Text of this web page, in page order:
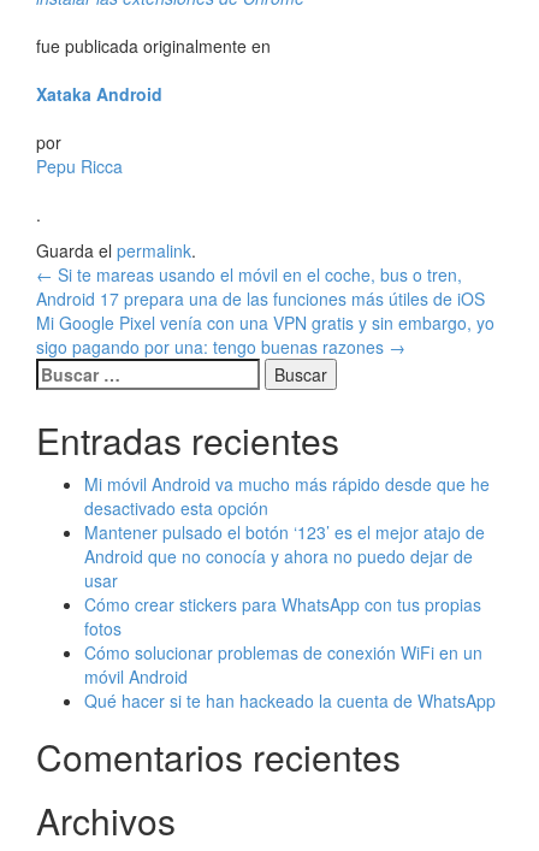
fue publicada originalmente en
Xataka Android
por
Pepu Ricca
.
Guarda el permalink.
Navegación
de
entradas
← Si te mareas usando el móvil en el coche, bus o tren,
Android 17 prepara una de las funciones más útiles de iOS
Mi Google Pixel venía con una VPN gratis y sin embargo, yo
sigo pagando por una: tengo buenas razones →
Buscar:
Entradas recientes
Mi móvil Android va mucho más rápido desde que he
desactivado esta opción
Mantener pulsado el botón ‘123’ es el mejor atajo de
Android que no conocía y ahora no puedo dejar de
usar
Cómo crear stickers para WhatsApp con tus propias
fotos
Cómo solucionar problemas de conexión WiFi en un
móvil Android
Qué hacer si te han hackeado la cuenta de WhatsApp
Comentarios recientes
Archivos